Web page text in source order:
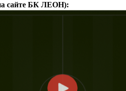
сайте БК ЛЕОН):